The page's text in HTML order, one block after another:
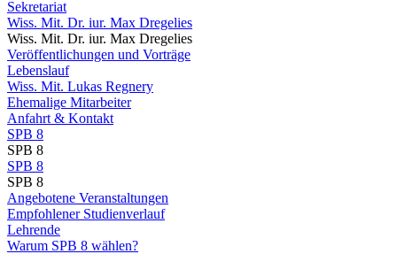
Sekretariat
Wiss. Mit. Dr. iur. Max Dregelies
Wiss. Mit. Dr. iur. Max Dregelies
Veröffentlichungen und Vorträge
Lebenslauf
Wiss. Mit. Lukas Regnery
Ehemalige Mitarbeiter
Anfahrt & Kontakt
SPB 8
SPB 8
SPB 8
SPB 8
Angebotene Veranstaltungen
Empfohlener Studienverlauf
Lehrende
Warum SPB 8 wählen?